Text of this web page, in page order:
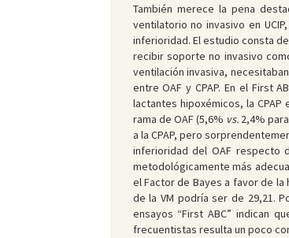
También merece la pena
ventilatorio no invasivo en
inferioridad. El estudio consta
recibir soporte no invasivo
ventilación invasiva,
entre OAF y CPAP. En el First
lactantes hipoxémicos, la
rama de OAF (5,6% vs.2,4% para
a la CPAP, pero
inferioridad del OAF respecto
metodológicamente más
el Factor de Bayes a favor de
de la VM podría ser de 29,21.
ensayos “First ABC” indican
frecuentistas resulta un poco